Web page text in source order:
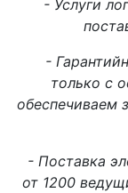
- Услуги
-
только с
обеспечиваем
- Поставка
от 1200